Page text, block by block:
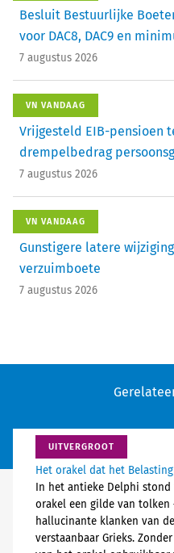
Besluit Bestuurlijke
voor DAC8, DAC9 en
7 augustus 2026
VN VANDAAG
Vrijgesteld EIB-pensioen
drempelbedrag
7 augustus 2026
VN VANDAAG
Gunstigere latere
verzuimboete
7 augustus 2026
UITVERGROOT
Het orakel dat het
In het antieke Delphi
orakel een gilde van
hallucinante klanken van
verstaanbaar Grieks.